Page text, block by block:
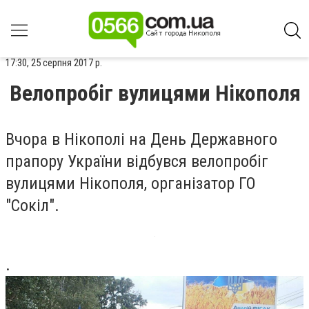
17:30, 25 серпня 2017 р.
Велопробіг вулицями Нікополя
Вчора в Нікополі на День Державного
прапору України відбувся велопробіг
вулицями Нікополя, організатор ГО
"Сокіл".
.